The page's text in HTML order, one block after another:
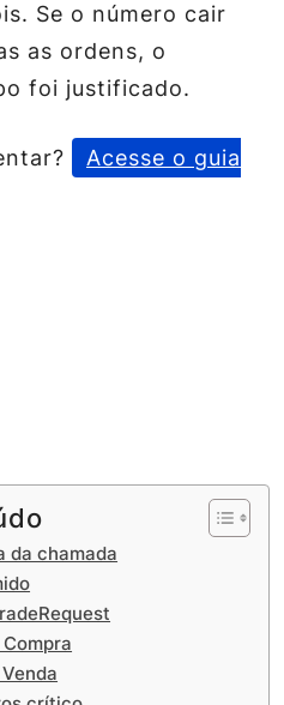
Se o número cair
as ordens, o
foi justificado.
Acesse o guia
da chamada